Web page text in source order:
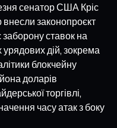
сенатор США Кріс
законопроєкт
ставок на
дій, зокрема
блокчейну
доларів
торгівлі,
часу атак з боку